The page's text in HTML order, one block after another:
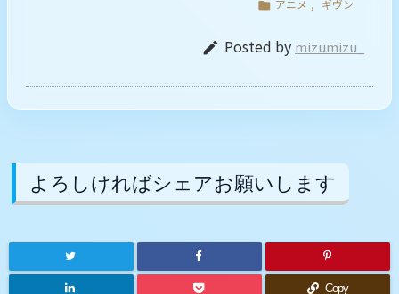
 アニメ , ギヴン
 Posted by mizumizu_
よろしければシェアお願いします
Copy